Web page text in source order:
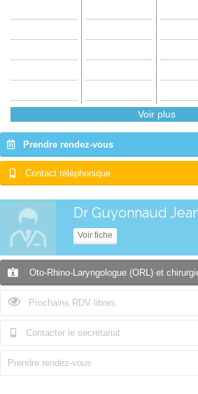
Voir plus
Prendre rendez-vous
Contact téléphonique
Dr Guyonnaud
Voir fiche
Oto-Rhino-Laryngologue (ORL) et
Prochains RDV libres
Contacter le secrétariat
Prendre rendez-vous